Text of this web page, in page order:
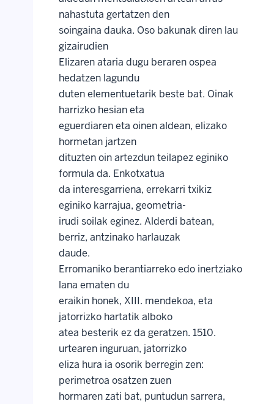
nahastuta gertatzen den
soingaina dauka. Oso bakunak diren lau
gizairudien
Elizaren ataria dugu beraren ospea
hedatzen lagundu
duten elementuetarik beste bat. Oinak
harrizko hesian eta
eguerdiaren eta oinen aldean, elizako
hormetan jartzen
dituzten oin artezdun teilapez eginiko
formula da. Enkotxatua
da interesgarriena, errekarri txikiz
eginiko karrajua, geometria-
irudi soilak eginez. Alderdi batean,
berriz, antzinako harlauzak
daude.
Erromaniko berantiarreko edo inertziako
lana ematen du
eraikin honek, XIII. mendekoa, eta
jatorrizko hartatik alboko
atea besterik ez da geratzen. 1510.
urtearen inguruan, jatorrizko
eliza hura ia osorik berregin zen:
perimetroa osatzen zuen
hormaren zati bat, puntudun sarrera,